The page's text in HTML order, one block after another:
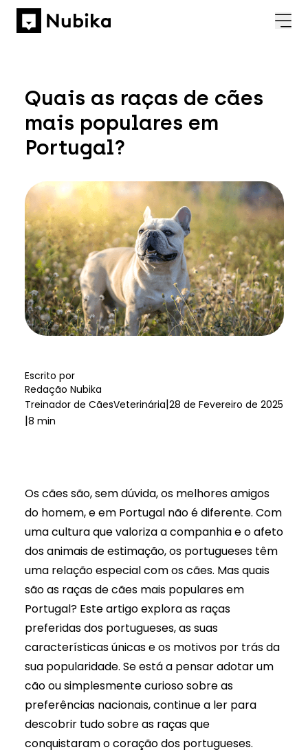
Quais as raças de cães
mais populares em
Portugal?
Escrito por
Redação Nubika
Treinador de CãesVeterinária|28 de Fevereiro de 2025
|8 min
Os cães são, sem dúvida, os melhores amigos
do homem, e em Portugal não é diferente. Com
uma cultura que valoriza a companhia e o afeto
dos animais de estimação, os portugueses têm
uma relação especial com os cães. Mas quais
são as raças de cães mais populares em
Portugal? Este artigo explora as raças
preferidas dos portugueses, as suas
características únicas e os motivos por trás da
sua popularidade. Se está a pensar adotar um
cão ou simplesmente curioso sobre as
preferências nacionais, continue a ler para
descobrir tudo sobre as raças que
conquistaram o coração dos portugueses.